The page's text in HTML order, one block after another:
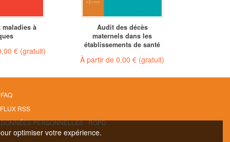
optimiser votre expérience.
maladies à
€ (gratuit)
Audit des décès
maternels dans les
établissements de santé
À partir de 0,00 € (gratuit)
FAQ
FLUX RSS
DONNÉES PERSONNELLES - RGPD